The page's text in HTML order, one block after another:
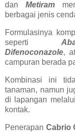
dan Metiram
berbagai jenis
Formulasinya
seperti
Difenoconazole,
campuran berada
Kombinasi ini
tanaman, namun
di lapangan
kontak.
Penerapan Cabrio